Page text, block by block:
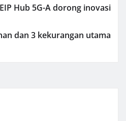
Hub 5G-A dorong inovasi
dan 3 kekurangan utama